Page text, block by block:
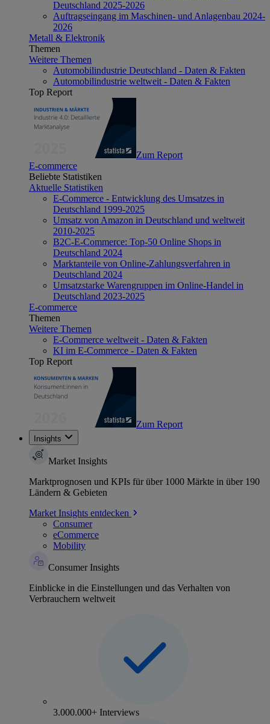
Deutschland 2025-2026
Auftragseingang im Maschinen- und Anlagenbau 2024-
2026
Metall & Elektronik
Themen
Weitere Themen
Automobilindustrie Deutschland - Daten & Fakten
Automobilindustrie weltweit - Daten & Fakten
Top Report
Zum Report
E-commerce
Beliebte Statistiken
Aktuelle Statistiken
E-Commerce - Entwicklung des Umsatzes in
Deutschland 1999-2025
Umsatz von Amazon in Deutschland und weltweit
2010-2025
B2C-E-Commerce: Top-50 Online Shops in
Deutschland 2024
Marktanteile von Online-Zahlungsverfahren in
Deutschland 2024
Umsatzstarke Warengruppen im Online-Handel in
Deutschland 2023-2025
E-commerce
Themen
Weitere Themen
E-Commerce weltweit - Daten & Fakten
KI im E-Commerce - Daten & Fakten
Top Report
Zum Report
Insights
Market Insights
Marktprognosen und KPIs für über 1000 Märkte in über 190
Ländern & Gebieten
Market Insights entdecken
Consumer
eCommerce
Mobility
Consumer Insights
Einblicke in die Einstellungen und das Verhalten von
Verbrauchern weltweit
3.000.000+ Interviews